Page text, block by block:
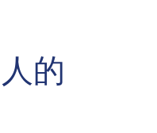
的